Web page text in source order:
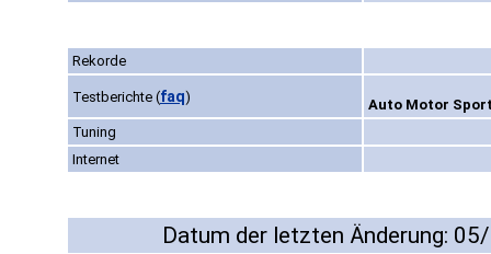
Rekorde
Testberichte (faq)
Auto Motor Sport
Tuning
Internet
Datum der letzten Änderung: